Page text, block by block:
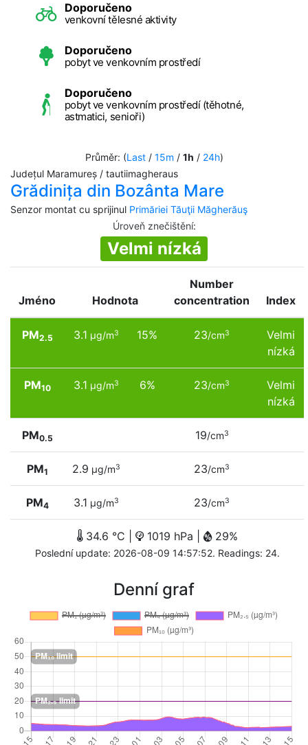
Doporučeno
venkovní tělesné aktivity
Doporučeno
pobyt ve venkovním prostředí
Doporučeno
pobyt ve venkovním prostředí (těhotné,
astmatici, senioři)
Průměr: (Last/ 15m / 1h / 24h)
Județul Maramureș / tautiimagheraus
Grădinița din Bozânta Mare
Senzor montat cu sprijinul Primăriei Tăuţii Măgherăuş
Úroveň znečištění:
Velmi nízká
Jméno Hodnota
Number
concentration
Index
PM2.5 3.1 µg/m3 15% 23/cm3
Velmi
nízká
PM10 3.1 µg/m3 6% 23/cm3
Velmi
nízká
PM0.5 19/cm3
PM1 2.9 µg/m3 23/cm3
PM4 3.1 µg/m3 23/cm3
34.6 °C | 1019 hPa | 29%
Poslední update: 2026-08-09 14:57:52. Readings: 24.
Denní graf